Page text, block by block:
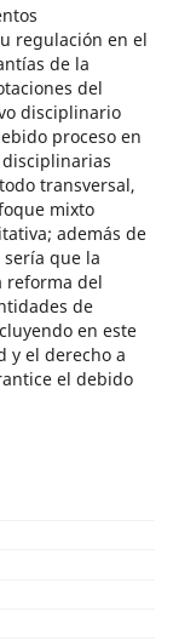
regulación en el
de la
del
disciplinario
proceso en
transversal,
mixto
además de
que la
reforma del
de
en este
y el derecho a
el debido